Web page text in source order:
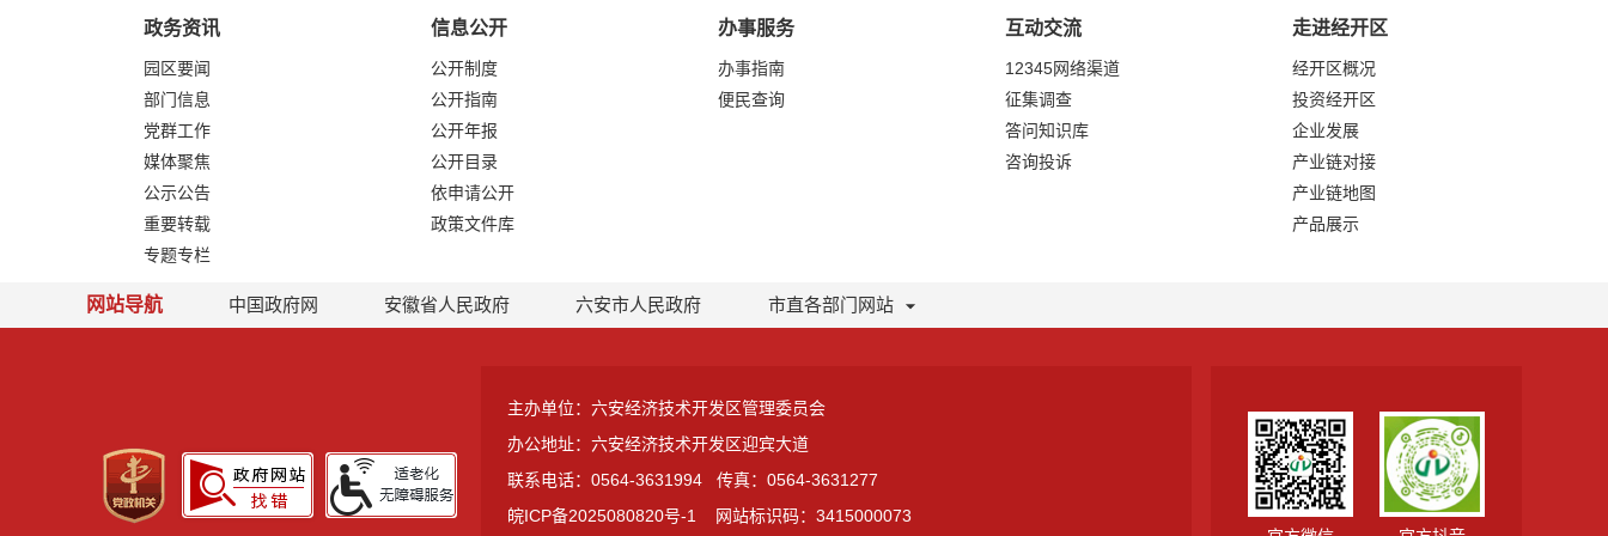
政务资讯
园区要闻
部门信息
党群工作
媒体聚焦
公示公告
重要转载
专题专栏
信息公开
公开制度
公开指南
公开年报
公开目录
依申请公开
政策文件库
办事服务
办事指南
便民查询
互动交流
12345网络渠道
征集调查
答问知识库
咨询投诉
走进经开区
经开区概况
投资经开区
企业发展
产业链对接
产业链地图
产品展示
网站导航 中国政府网 安徽省人民政府 六安市人民政府 市直各部门网站
主办单位：六安经济技术开发区管理委员会
办公地址：六安经济技术开发区迎宾大道
联系电话：0564-3631994
传真：0564-3631277
皖ICP备2025080820号-1
网站标识码：3415000073